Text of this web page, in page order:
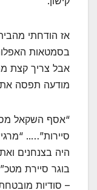
אז הודחתי
בסמטאות
אבל צריך קצת
מודעה תפסה את
“אסף השקאל
סיירות”…..
היה בצנחנים
בוגר סיירת
– סודיות